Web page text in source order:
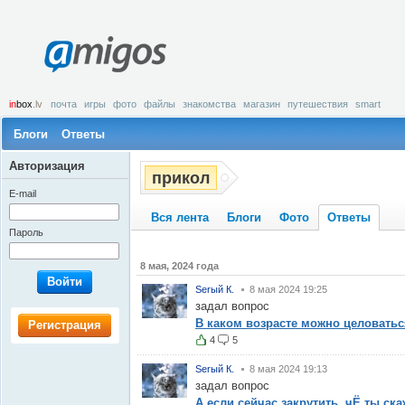
amigos
inbox .lv почта игры фото файлы знакомства магазин путешествия smart
Блоги Ответы
прикол
Вся лента Блоги Фото Ответы
8 мая, 2024 года
Serый К. 8 мая 2024 19:25
задал вопрос
В каком возрасте можно
4 5
Serый К. 8 мая 2024 19:13
задал вопрос
Авторизация
E-mail
Пароль
Войти
Регистрация